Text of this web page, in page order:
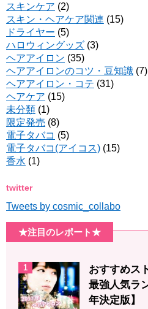
スキンケア (2)
スキン・ヘアケア関連 (15)
ドライヤー (5)
ハロウィングッズ (3)
ヘアアイロン (35)
ヘアアイロンのコツ・豆知識 (7)
ヘアアイロン・コテ (31)
ヘアケア (15)
未分類 (1)
限定発売 (8)
電子タバコ (5)
電子タバコ(アイコス) (15)
香水 (1)
twitter
Tweets by cosmic_collabo
★注目のレポート★
1
おすすめス
最強人気ラ
年決定版】